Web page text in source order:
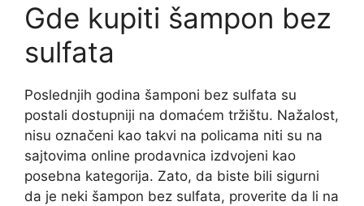
Gde kupiti šampon bez
sulfata
Poslednjih godina šamponi bez sulfata su
postali dostupniji na domaćem tržištu. Nažalost,
nisu označeni kao takvi na policama niti su na
sajtovima online prodavnica izdvojeni kao
posebna kategorija. Zato, da biste bili sigurni
da je neki šampon bez sulfata, proverite da li na